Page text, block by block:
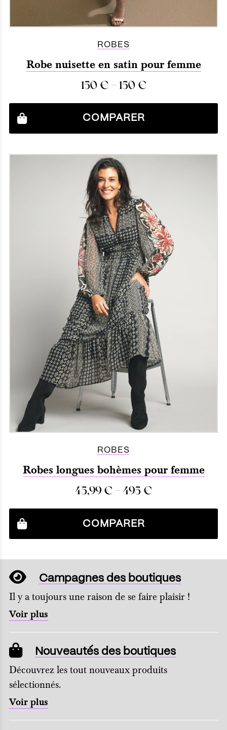
ROBES
Robe nuisette en satin pour femme
150€– 150€
COMPARER
ROBES
Robes longues bohèmes pour femme
45,99 € – 495 €
COMPARER
Campagnes des boutiques
Il y a toujours une raison de se faire plaisir !
Voir plus
Nouveautés des boutiques
Découvrez les tout nouveaux produits
sélectionnés.
Voir plus